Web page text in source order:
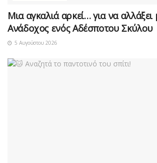
Μια αγκαλιά αρκεί… για να αλλάξει
Ανάδοχος ενός Αδέσποτου Σκύλου
5 Αυγούστου 2026